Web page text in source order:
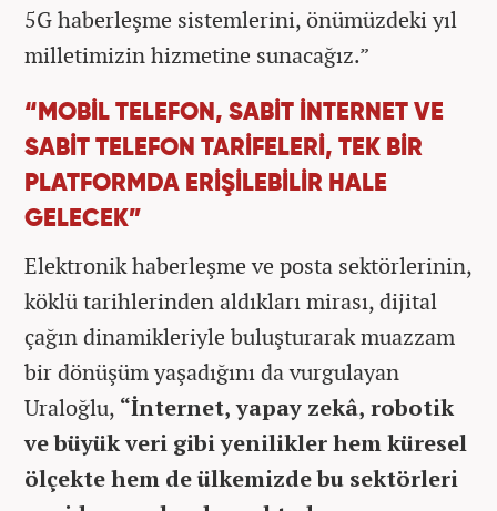
5G haberleşme sistemlerini, önümüzdeki yıl
milletimizin hizmetine sunacağız.”
“MOBİL TELEFON, SABİT İNTERNET VE
SABİT TELEFON TARİFELERİ, TEK BİR
PLATFORMDA ERİŞİLEBİLİR HALE
GELECEK”
Elektronik haberleşme ve posta sektörlerinin,
köklü tarihlerinden aldıkları mirası, dijital
çağın dinamikleriyle buluşturarak muazzam
bir dönüşüm yaşadığını da vurgulayan
Uraloğlu, “İnternet, yapay zekâ, robotik
ve büyük veri gibi yenilikler hem küresel
ölçekte hem de ülkemizde bu sektörleri